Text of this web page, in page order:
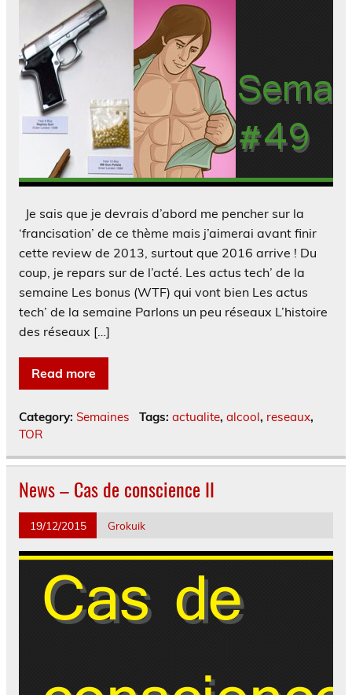
Je sais que je devrais d’abord me pencher sur la
‘francisation’ de ce thème mais j’aimerai avant finir
cette review de 2013, surtout que 2016 arrive ! Du
coup, je repars sur de l’acté. Les actus tech’ de la
semaine Les bonus (WTF) qui vont bien Les actus
tech’ de la semaine Parlons un peu réseaux L’histoire
des réseaux […]
Read more
Category: Semaines Tags: actualite, alcool, reseaux,
TOR
News – Cas de conscience II
19/12/2015 Grokuik